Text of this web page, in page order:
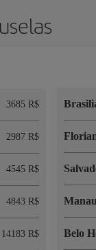
3685 R$
2987 R$
4545 R$
4843 R$
14183 R$ Belo